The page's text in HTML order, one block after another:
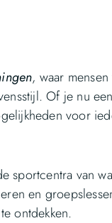
, waar
Of je nu
voor
van
en
ontdekken.